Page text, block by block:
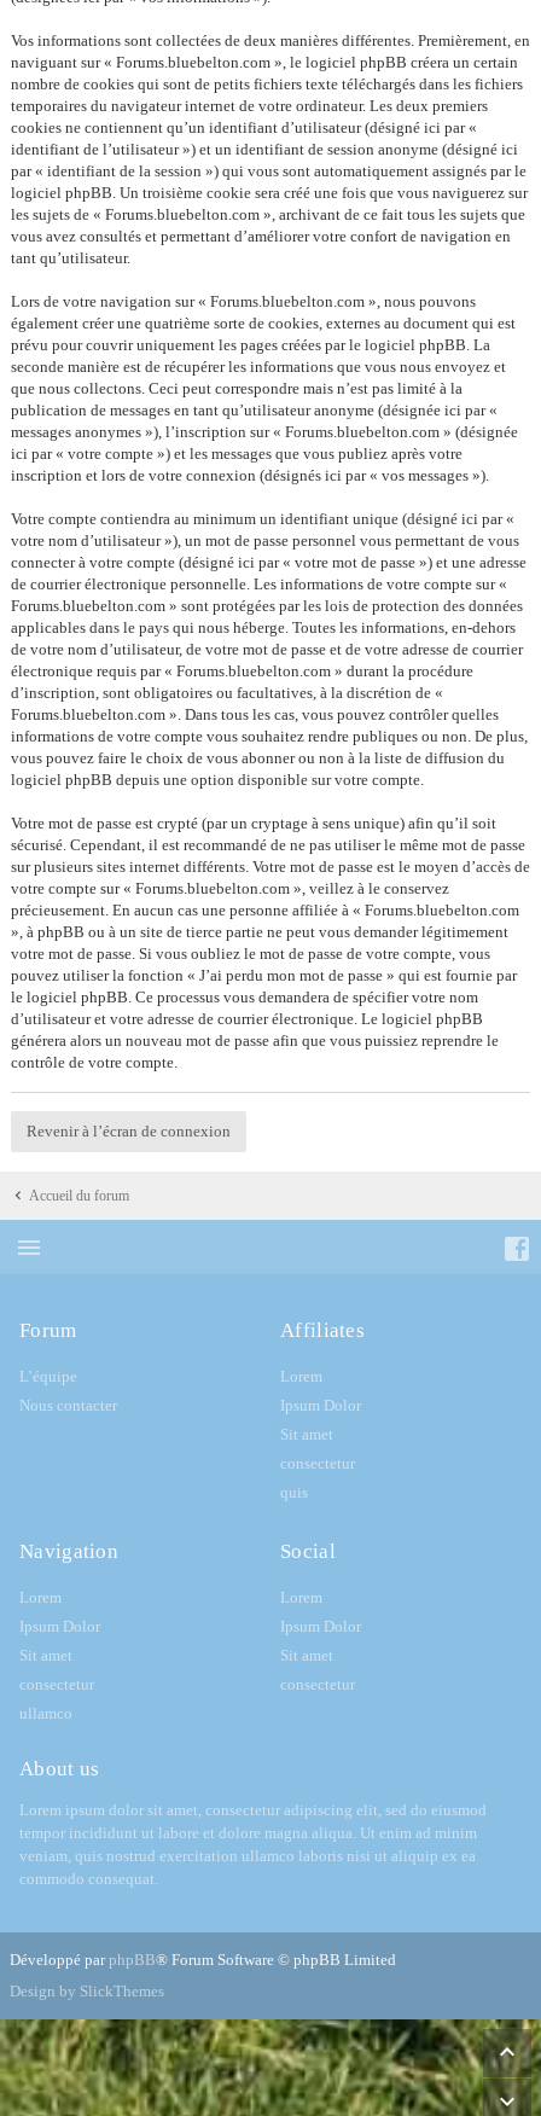
Vos informations sont collectées de deux manières différentes. Premièrement, en
naviguant sur « Forums.bluebelton.com », le logiciel phpBB créera un certain
nombre de cookies qui sont de petits fichiers texte téléchargés dans les fichiers
temporaires du navigateur internet de votre ordinateur. Les deux premiers
cookies ne contiennent qu’un identifiant d’utilisateur (désigné ici par «
identifiant de l’utilisateur ») et un identifiant de session anonyme (désigné ici
par « identifiant de la session ») qui vous sont automatiquement assignés par le
logiciel phpBB. Un troisième cookie sera créé une fois que vous naviguerez sur
les sujets de « Forums.bluebelton.com », archivant de ce fait tous les sujets que
vous avez consultés et permettant d’améliorer votre confort de navigation en
tant qu’utilisateur.
Lors de votre navigation sur « Forums.bluebelton.com », nous pouvons
également créer une quatrième sorte de cookies, externes au document qui est
prévu pour couvrir uniquement les pages créées par le logiciel phpBB. La
seconde manière est de récupérer les informations que vous nous envoyez et
que nous collectons. Ceci peut correspondre mais n’est pas limité à la
publication de messages en tant qu’utilisateur anonyme (désignée ici par «
messages anonymes »), l’inscription sur « Forums.bluebelton.com » (désignée
ici par « votre compte ») et les messages que vous publiez après votre
inscription et lors de votre connexion (désignés ici par « vos messages »).
Votre compte contiendra au minimum un identifiant unique (désigné ici par «
votre nom d’utilisateur »), un mot de passe personnel vous permettant de vous
connecter à votre compte (désigné ici par « votre mot de passe ») et une adresse
de courrier électronique personnelle. Les informations de votre compte sur «
Forums.bluebelton.com » sont protégées par les lois de protection des données
applicables dans le pays qui nous héberge. Toutes les informations, en-dehors
de votre nom d’utilisateur, de votre mot de passe et de votre adresse de courrier
électronique requis par « Forums.bluebelton.com » durant la procédure
d’inscription, sont obligatoires ou facultatives, à la discrétion de «
Forums.bluebelton.com ». Dans tous les cas, vous pouvez contrôler quelles
informations de votre compte vous souhaitez rendre publiques ou non. De plus,
vous pouvez faire le choix de vous abonner ou non à la liste de diffusion du
logiciel phpBB depuis une option disponible sur votre compte.
Votre mot de passe est crypté (par un cryptage à sens unique) afin qu’il soit
sécurisé. Cependant, il est recommandé de ne pas utiliser le même mot de passe
sur plusieurs sites internet différents. Votre mot de passe est le moyen d’accès de
votre compte sur « Forums.bluebelton.com », veillez à le conservez
précieusement. En aucun cas une personne affiliée à « Forums.bluebelton.com
», à phpBB ou à un site de tierce partie ne peut vous demander légitimement
votre mot de passe. Si vous oubliez le mot de passe de votre compte, vous
pouvez utiliser la fonction « J’ai perdu mon mot de passe » qui est fournie par
le logiciel phpBB. Ce processus vous demandera de spécifier votre nom
d’utilisateur et votre adresse de courrier électronique. Le logiciel phpBB
générera alors un nouveau mot de passe afin que vous puissiez reprendre le
contrôle de votre compte.
Revenir à l’écran de connexion
Accueil du forum
Forum
L’équipe
Nous contacter
Affiliates
Lorem
Ipsum Dolor
Sit amet
consectetur
quis
Navigation
Lorem
Ipsum Dolor
Sit amet
consectetur
ullamco
Social
Lorem
Ipsum Dolor
Sit amet
consectetur
About us
Lorem ipsum dolor sit amet, consectetur adipiscing elit, sed do eiusmod
tempor incididunt ut labore et dolore magna aliqua. Ut enim ad minim
veniam, quis nostrud exercitation ullamco laboris nisi ut aliquip ex ea
commodo consequat.
Développé parphpBB® Forum Software © phpBB Limited
Design by SlickThemes